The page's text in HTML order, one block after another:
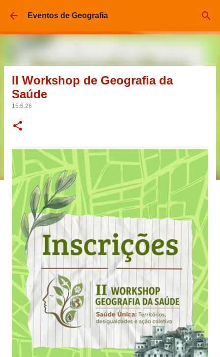
Pular para o conteúdo principal
Eventos de Geografia
II Workshop de Geografia da
Saúde
15.6.26